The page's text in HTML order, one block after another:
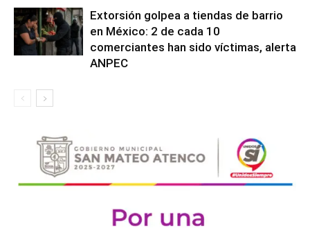
Extorsión golpea a tiendas de barrio
en México: 2 de cada 10
comerciantes han sido víctimas, alerta
ANPEC